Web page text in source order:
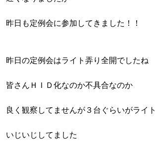
昨日も定例会に参加してきました！！
昨日の定例会はライト弄り全開でしたね
皆さんＨＩＤ化なのか不具合なのか
良く観察してませんが３台ぐらいがライト
いじいじしてました